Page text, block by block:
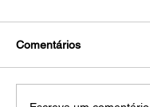
Comentários